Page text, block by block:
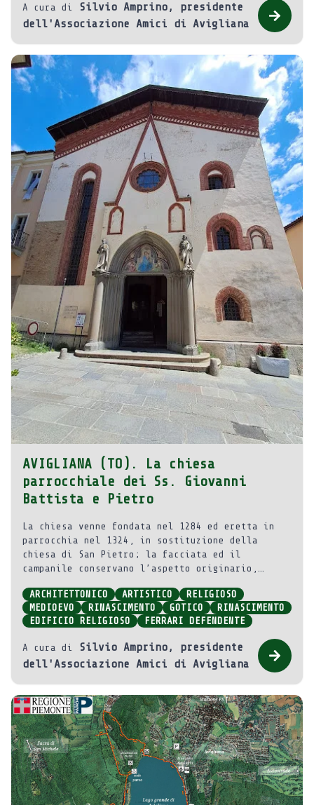
A cura di
Silvio Amprino, presidente
dell'Associazione Amici di Avigliana
AVIGLIANA (TO). La chiesa
parrocchiale dei Ss. Giovanni
Battista e Pietro
La chiesa venne fondata nel 1284 ed eretta in
parrocchia nel 1324, in sostituzione della
chiesa di San Pietro; la facciata ed il
campanile conservano l’aspetto originario,
risultato di vari rimaneggiamenti avvenuti nel
Settecento.
ARCHITETTONICO ARTISTICO
RELIGIOSO
MEDIOEVO
RINASCIMENTO GOTICO
RINASCIMENTO
EDIFICIO RELIGIOSO
FERRARI DEFENDENTE
A cura di
Silvio Amprino, presidente
dell'Associazione Amici di Avigliana